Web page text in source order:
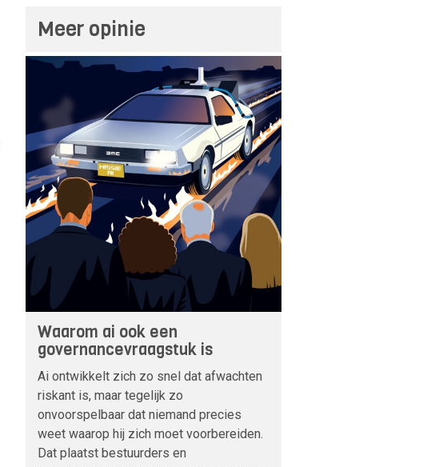
Meer opinie
Waarom ai ook een
governancevraagstuk is
Ai ontwikkelt zich zo snel dat afwachten
riskant is, maar tegelijk zo
onvoorspelbaar dat niemand precies
weet waarop hij zich moet voorbereiden.
Dat plaatst bestuurders en